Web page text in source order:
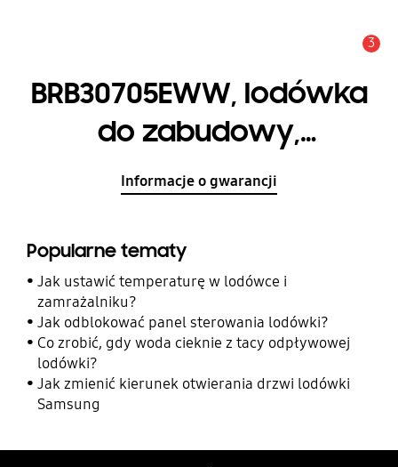
3
BRB30705EWW, lodówka
do zabudowy,
technologia Space
Informacje o gwarancji
Popularne tematy
Jak ustawić temperaturę w lodówce i
zamrażalniku?
Jak odblokować panel sterowania lodówki?
Co zrobić, gdy woda cieknie z tacy odpływowej
lodówki?
Jak zmienić kierunek otwierania drzwi lodówki
Samsung